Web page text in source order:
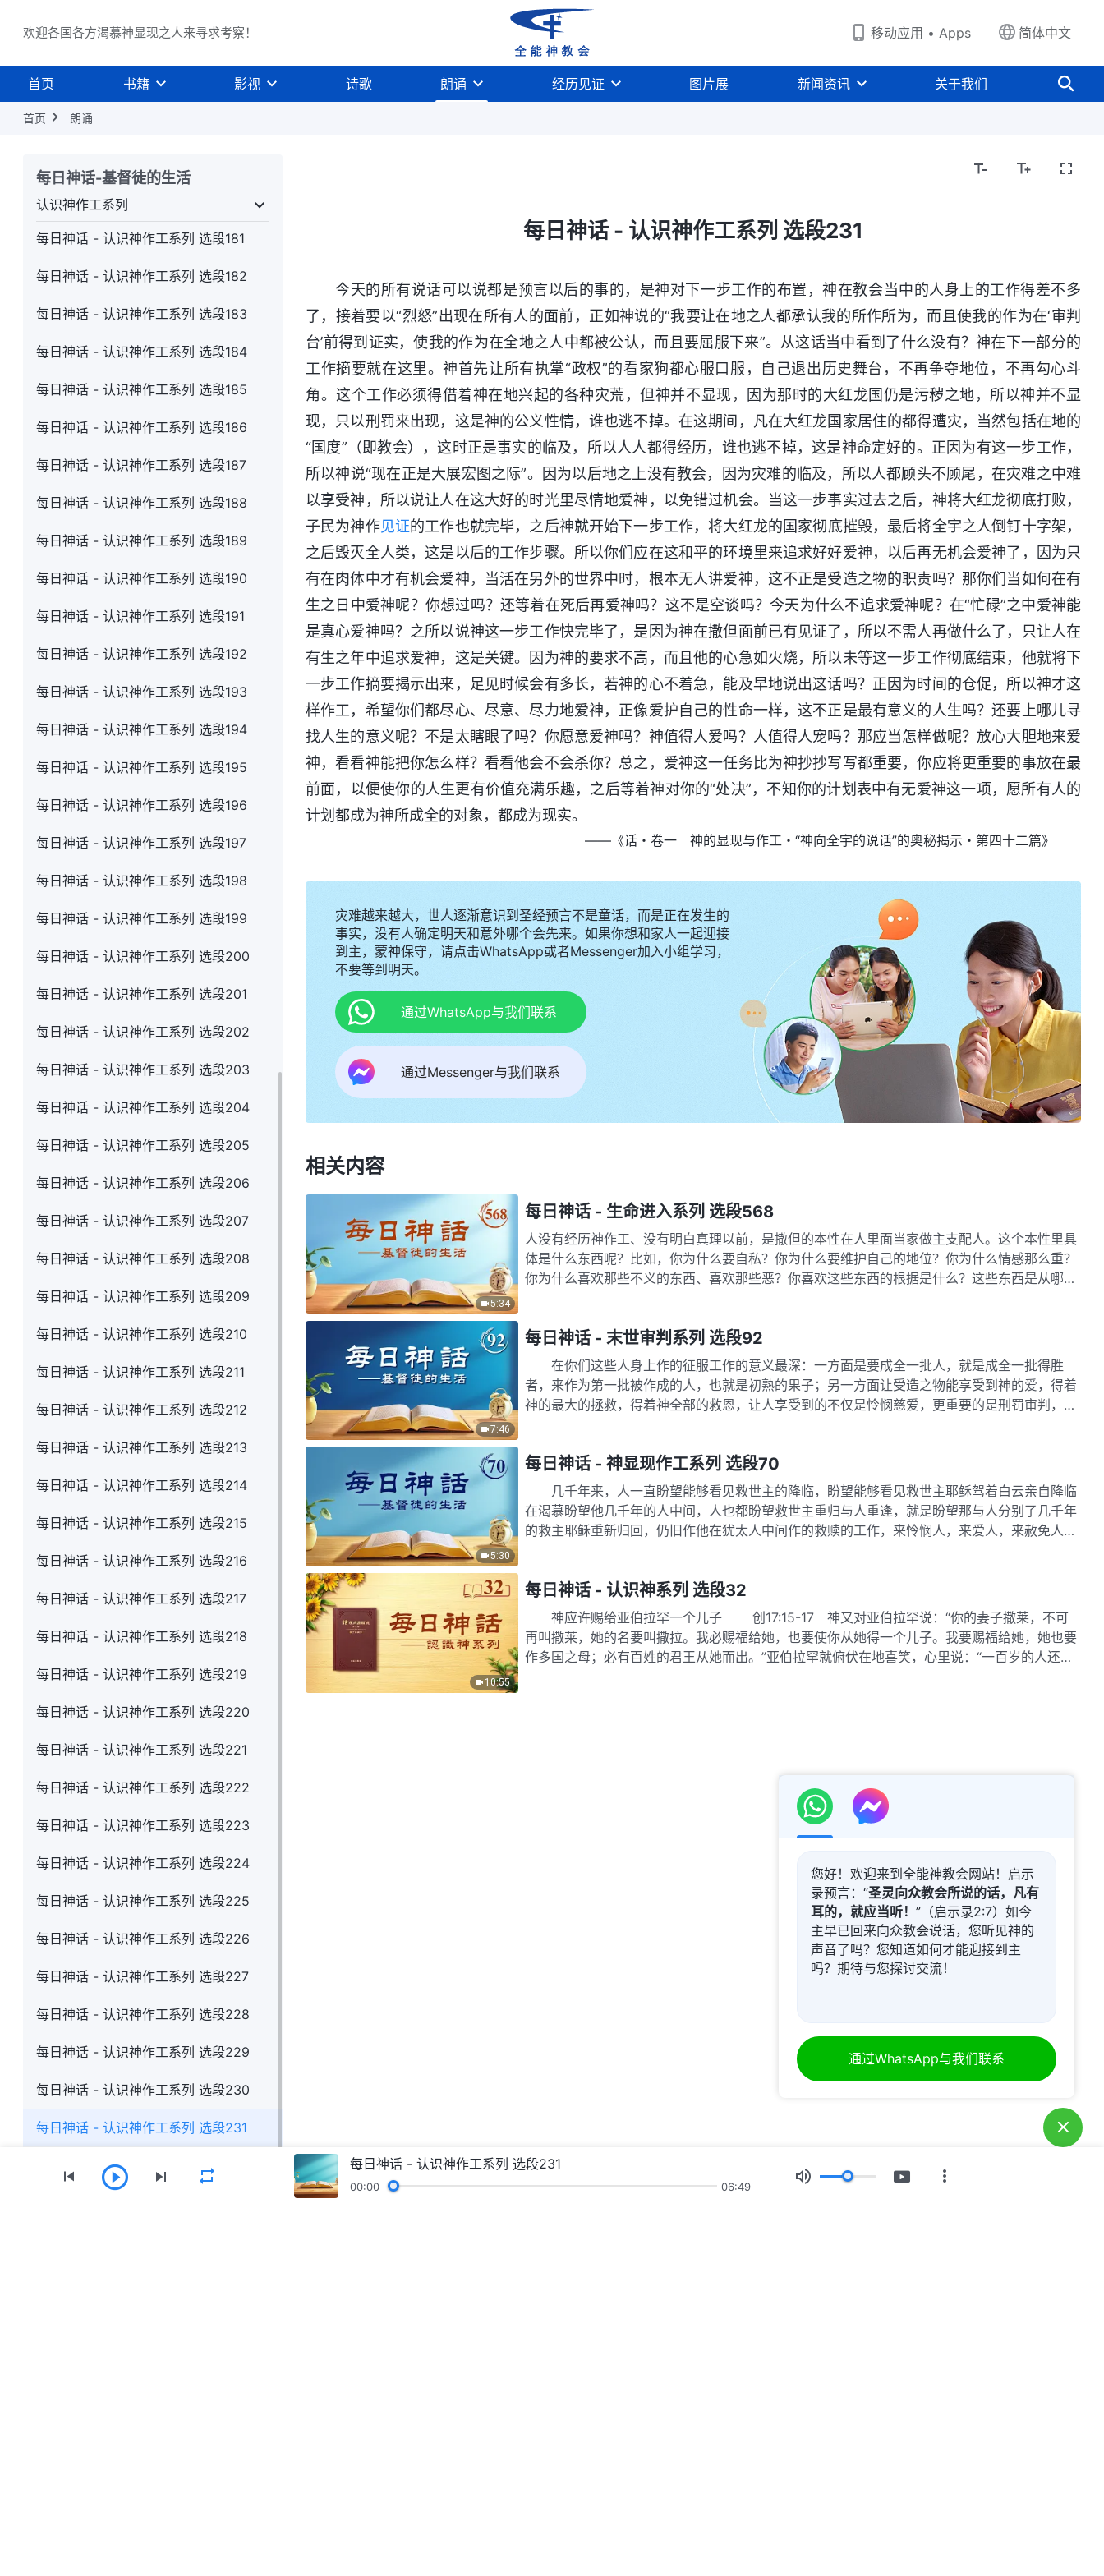
欢迎各国各方渴慕神显现之人来寻求考察！ 移动应用 • Apps 简体中文
首页 书籍 影视 诗歌 朗诵 经历见证 图片展 新闻资讯 关于我们
首页 朗诵
每日神话-基督徒的生活
认识神作工系列
身系列 认识神作工系列 神的性情与所有所是系列 揭示宗教观念系列 揭示人类败坏系列 生命进入系列
每日神话 - 认识神作工系列 选段177
每日神话 - 认识神作工系列 选段178
每日神话 - 认识神作工系列 选段180
每日神话 - 认识神作工系列 选段181
每日神话 - 认识神作工系列 选段182
每日神话 - 认识神作工系列 选段183
每日神话 - 认识神作工系列 选段184
每日神话 - 认识神作工系列 选段185
每日神话 - 认识神作工系列 选段186
每日神话 - 认识神作工系列 选段187
每日神话 - 认识神作工系列 选段188
每日神话 - 认识神作工系列 选段189
每日神话 - 认识神作工系列 选段190
每日神话 - 认识神作工系列 选段191
每日神话 - 认识神作工系列 选段192
每日神话 - 认识神作工系列 选段193
每日神话 - 认识神作工系列 选段194
每日神话 - 认识神作工系列 选段195
每日神话 - 认识神作工系列 选段196
每日神话 - 认识神作工系列 选段197
每日神话 - 认识神作工系列 选段198
每日神话 - 认识神作工系列 选段199
每日神话 - 认识神作工系列 选段200
每日神话 - 认识神作工系列 选段201
每日神话 - 认识神作工系列 选段202
每日神话 - 认识神作工系列 选段203
每日神话 - 认识神作工系列 选段204
每日神话 - 认识神作工系列 选段205
每日神话 - 认识神作工系列 选段206
每日神话 - 认识神作工系列 选段207
每日神话 - 认识神作工系列 选段208
每日神话 - 认识神作工系列 选段209
每日神话 - 认识神作工系列 选段210
每日神话 - 认识神作工系列 选段211
每日神话 - 认识神作工系列 选段212
每日神话 - 认识神作工系列 选段213
每日神话 - 认识神作工系列 选段214
每日神话 - 认识神作工系列 选段215
每日神话 - 认识神作工系列 选段216
每日神话 - 认识神作工系列 选段217
每日神话 - 认识神作工系列 选段218
每日神话 - 认识神作工系列 选段219
每日神话 - 认识神作工系列 选段220
每日神话 - 认识神作工系列 选段221
每日神话 - 认识神作工系列 选段222
每日神话 - 认识神作工系列 选段223
每日神话 - 认识神作工系列 选段224
每日神话 - 认识神作工系列 选段225
每日神话 - 认识神作工系列 选段226
每日神话 - 认识神作工系列 选段227
每日神话 - 认识神作工系列 选段228
每日神话 - 认识神作工系列 选段229
每日神话 - 认识神作工系列 选段230
每日神话 - 认识神作工系列 选段231
每日神话 - 认识神作工系列 选段231
今天的所有说话可以说都是预言以后的事的，是神对下一步工作的布置，神在教会当中的人身上的工作得差不多
了，接着要以“烈怒”出现在所有人的面前，正如神说的“我要让在地之人都承认我的所作所为，而且使我的作为在‘审判
台’前得到证实，使我的作为在全地之人中都被公认，而且要屈服下来”。从这话当中看到了什么没有？神在下一部分的
工作摘要就在这里。神首先让所有执掌“政权”的看家狗都心服口服，自己退出历史舞台，不再争夺地位，不再勾心斗
角。这个工作必须得借着神在地兴起的各种灾荒，但神并不显现，因为那时的大红龙国仍是污秽之地，所以神并不显
现，只以刑罚来出现，这是神的公义性情，谁也逃不掉。在这期间，凡在大红龙国家居住的都得遭灾，当然包括在地的
“国度”（即教会），这时正是事实的临及，所以人人都得经历，谁也逃不掉，这是神命定好的。正因为有这一步工作，
所以神说“现在正是大展宏图之际”。因为以后地之上没有教会，因为灾难的临及，所以人都顾头不顾尾，在灾难之中难
以享受神，所以说让人在这大好的时光里尽情地爱神，以免错过机会。当这一步事实过去之后，神将大红龙彻底打败，
子民为神作见证的工作也就完毕，之后神就开始下一步工作，将大红龙的国家彻底摧毁，最后将全宇之人倒钉十字架，
之后毁灭全人类，这是以后的工作步骤。所以你们应在这和平的环境里来追求好好爱神，以后再无机会爱神了，因为只
有在肉体中才有机会爱神，当活在另外的世界中时，根本无人讲爱神，这不正是受造之物的职责吗？那你们当如何在有
生之日中爱神呢？你想过吗？还等着在死后再爱神吗？这不是空谈吗？今天为什么不追求爱神呢？在“忙碌”之中爱神能
是真心爱神吗？之所以说神这一步工作快完毕了，是因为神在撒但面前已有见证了，所以不需人再做什么了，只让人在
有生之年中追求爱神，这是关键。因为神的要求不高，而且他的心急如火烧，所以未等这一步工作彻底结束，他就将下
一步工作摘要揭示出来，足见时候会有多长，若神的心不着急，能及早地说出这话吗？正因为时间的仓促，所以神才这
样作工，希望你们都尽心、尽意、尽力地爱神，正像爱护自己的性命一样，这不正是最有意义的人生吗？还要上哪儿寻
找人生的意义呢？不是太瞎眼了吗？你愿意爱神吗？神值得人爱吗？人值得人宠吗？那应当怎样做呢？放心大胆地来爱
神，看看神能把你怎么样？看看他会不会杀你？总之，爱神这一任务比为神抄抄写写都重要，你应将更重要的事放在最
前面，以便使你的人生更有价值充满乐趣，之后等着神对你的“处决”，不知你的计划表中有无爱神这一项，愿所有人的
计划都成为神所成全的对象，都成为现实。
——《话・卷一 神的显现与作工・“神向全宇的说话”的奥秘揭示・第四十二篇》
灾难越来越大，世人逐渐意识到圣经预言不是童话，而是正在发生的
事实，没有人确定明天和意外哪个会先来。如果你想和家人一起迎接
到主，蒙神保守，请点击WhatsApp或者Messenger加入小组学习，
不要等到明天。
通过WhatsApp与我们联系
通过Messenger与我们联系
相关内容
5:34
每日神话 - 生命进入系列 选段568
人没有经历神作工、没有明白真理以前，是撒但的本性在人里面当家做主支配人。这个本性里具
体是什么东西呢？比如，你为什么要自私？你为什么要维护自己的地位？你为什么情感那么重？
你为什么喜欢那些不义的东西、喜欢那些恶？你喜欢这些东西的根据是什么？这些东西是从哪里
7:46
每日神话 - 末世审判系列 选段92
在你们这些人身上作的征服工作的意义最深：一方面是要成全一批人，就是成全一批得胜
者，来作为第一批被作成的人，也就是初熟的果子；另一方面让受造之物能享受到神的爱，得着
神的最大的拯救，得着神全部的救恩，让人享受到的不仅是怜悯慈爱，更重要的是刑罚审判，从
5:30
每日神话 - 神显现作工系列 选段70
几千年来，人一直盼望能够看见救世主的降临，盼望能够看见救世主耶稣驾着白云亲自降临
在渴慕盼望他几千年的人中间，人也都盼望救世主重归与人重逢，就是盼望那与人分别了几千年
的救主耶稣重新归回，仍旧作他在犹太人中间作的救赎的工作，来怜悯人，来爱人，来赦免人的
10:55
每日神话 - 认识神系列 选段32
神应许赐给亚伯拉罕一个儿子 创17:15-17 神又对亚伯拉罕说：“你的妻子撒莱，不可
再叫撒莱，她的名要叫撒拉。我必赐福给她，也要使你从她得一个儿子。我要赐福给她，她也要
作多国之母；必有百姓的君王从她而出。”亚伯拉罕就俯伏在地喜笑，心里说：“一百岁的人还能
您好！欢迎来到全能神教会网站！启示
录预言：“圣灵向众教会所说的话，凡有
耳的，就应当听！ ”（启示录2:7）如今
主早已回来向众教会说话，您听见神的
声音了吗？您知道如何才能迎接到主
吗？期待与您探讨交流！
通过WhatsApp与我们联系
每日神话 - 认识神作工系列 选段231
00:00 06:49